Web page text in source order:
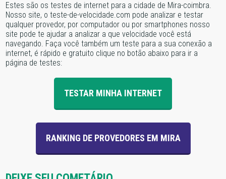
Estes são os testes de internet para a cidade de Mira-coimbra.
Nosso site, o teste-de-velocidade.com pode analizar e testar
qualquer provedor, por computador ou por smartphones nosso
site pode te ajudar a analizar a que velocidade você está
navegando. Faça você também um teste para a sua conexão a
internet, é rápido e gratuito clique no botão abaixo para ir a
página de testes:
TESTAR MINHA INTERNET
RANKING DE PROVEDORES EM MIRA